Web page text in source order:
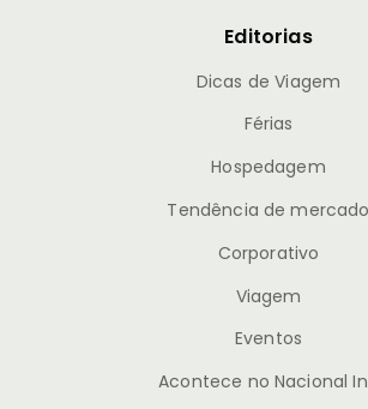
Editorias
Dicas de Viagem
Férias
Hospedagem
Tendência de mercado
Corporativo
Viagem
Eventos
Acontece no Nacional